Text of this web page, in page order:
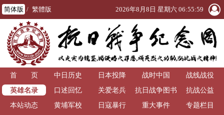
简体版 / 繁體版 2026年8月8日 星期六 06:56:00
首 页 中日历史 日本投降 战时中国
战线战役
英雄名录
口述回忆 关爱老兵
抗日战争图书
馆
抗战公益
本站动态
黄埔军校 日寇暴行 重大事件
专题栏目